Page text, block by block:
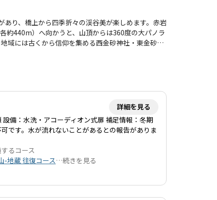
り、橋上から四季折々の渓谷美が楽しめます。赤岩
約440m）へ向かうと、山頂からは360度の大パノラ
には古くから信仰を集める西金砂神社・東金砂神
だ風景が楽しめます。 そして、単なる登山道ではな
る点が大きな魅力です。 里山文化をつなぐ壮大な
詳細を見る
備：水洗・アコーディオン式扉 補足情報：冬期
です。水が流れないことがあるとの報告がありま
るコース
-地蔵 往復コース …続きを見る